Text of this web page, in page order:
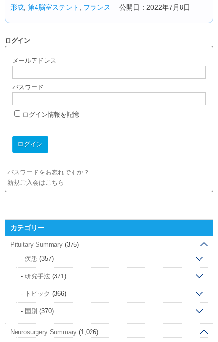
形成 第4脳室ステント フランス 公開日：2022年7月8日
ログイン
メールアドレス
パスワード
ログイン情報を記憶
パスワードをお忘れですか？
新規ご入会はこちら
カテゴリー
Pituitary Summary (375)
疾患 (357)
研究手法 (371)
トピック (366)
国別 (370)
Neurosurgery Summary (1,026)